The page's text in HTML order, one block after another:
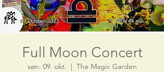
Full Moon Concert
søn. 09. okt.
  |
The Magic Garden